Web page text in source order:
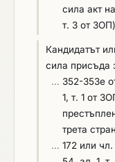
сила акт
т. 3 от ЗОП)
Кандидатът
сила присъда
… 352-353е
1, т. 1 от
трета
… 172 или